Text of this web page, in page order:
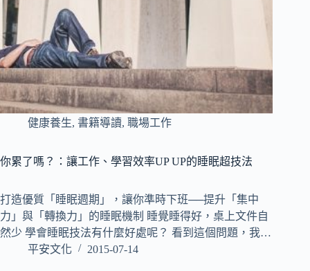
健康養生, 書籍導讀, 職場工作
你累了嗎？：讓工作、學習效率UP UP的睡眠超技法
打造優質「睡眠週期」，讓你準時下班──提升「集中
力」與「轉換力」的睡眠機制 睡覺睡得好，桌上文件自
然少 學會睡眠技法有什麼好處呢？ 看到這個問題，我…
平安文化
2015-07-14